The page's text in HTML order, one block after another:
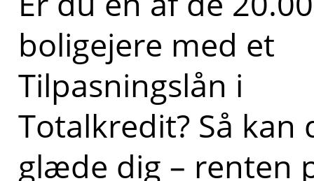
boligejere med et
Tilpasningslån i
Totalkredit? Så kan
glæde dig – renten